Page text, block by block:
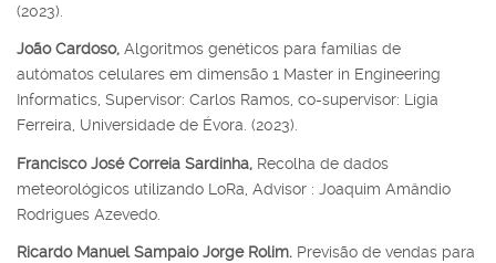
(2023).
João Cardoso, Algoritmos genéticos para famílias de
autómatos celulares em dimensão 1 Master in Engineering
Informatics, Supervisor: Carlos Ramos, co-supervisor: Lígia
Ferreira, Universidade de Évora. (2023).
Francisco José Correia Sardinha, Recolha de dados
meteorológicos utilizando LoRa, Advisor : Joaquim Amândio
Rodrigues Azevedo.
Ricardo Manuel Sampaio Jorge Rolim. Previsão de vendas para